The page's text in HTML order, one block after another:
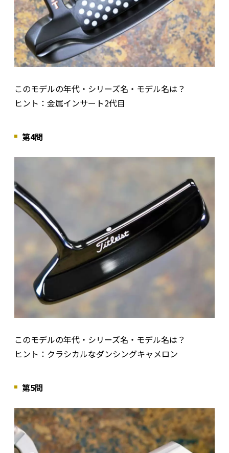
このモデルの年代・シリーズ名・モデル名は？
ヒント：金属インサート2代目
第4問
このモデルの年代・シリーズ名・モデル名は？
ヒント：クラシカルなダンシングキャメロン
第5問